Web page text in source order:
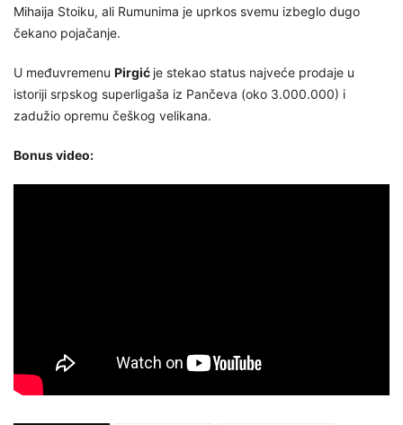
Mihaija Stoiku, ali Rumunima je uprkos svemu izbeglo dugo
čekano pojačanje.
U međuvremenu Pirgić je stekao status najveće prodaje u
istoriji srpskog superligaša iz Pančeva (oko 3.000.000) i
zadužio opremu češkog velikana.
Bonus video: